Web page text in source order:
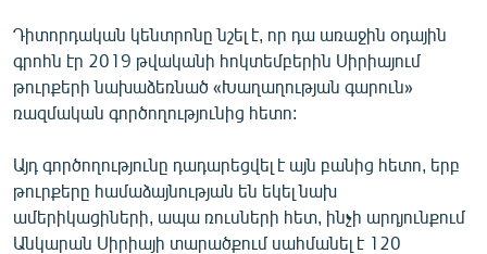
Հայերեն
English
Русский
ՀԵՏԵՎԵՔ ՄԵԶ
Դիտորդական կենտրոնը նշել է, որ դա առաջին օդային
գրոհն էր 2019 թվականի հոկտեմբերին Սիրիայում
թուրքերի նախաձեռնած «Խաղաղության գարուն»
ռազմական գործողությունից հետո:
Այդ գործողությունը դադարեցվել է այն բանից հետո, երբ
թուրքերը համաձայնության են եկել նախ
ամերիկացիների, ապա ռուսների հետ, ինչի արդյունքում
Անկարան Սիրիայի տարածքում սահմանել է 120